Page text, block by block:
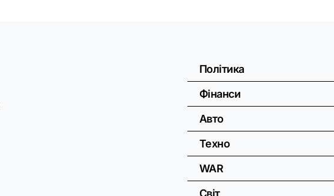
Політика
Фінанси
Авто
Техно
WAR
Світ